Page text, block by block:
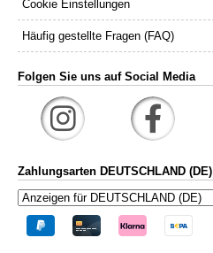
Cookie Einstellungen
Häufig gestellte Fragen (FAQ)
Folgen Sie uns auf Social Media
Zahlungsarten DEUTSCHLAND (DE)